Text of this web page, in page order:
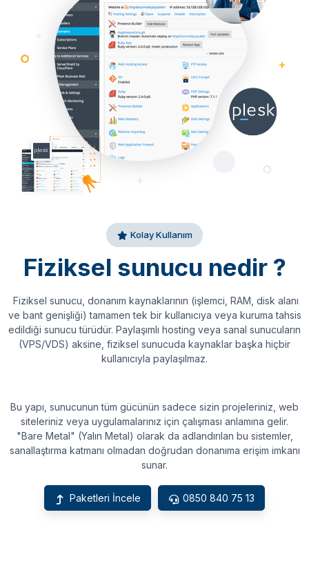
Kolay Kullanım
Fiziksel sunucu nedir ?
Fiziksel sunucu, donanım kaynaklarının (işlemci, RAM, disk alanı
ve bant genişliği) tamamen tek bir kullanıcıya veya kuruma tahsis
edildiği sunucu türüdür. Paylaşımlı hosting veya sanal sunucuların
(VPS/VDS) aksine, fiziksel sunucuda kaynaklar başka hiçbir
kullanıcıyla paylaşılmaz.
Bu yapı, sunucunun tüm gücünün sadece sizin projeleriniz, web
siteleriniz veya uygulamalarınız için çalışması anlamına gelir.
"Bare Metal" (Yalın Metal) olarak da adlandırılan bu sistemler,
sanallaştırma katmanı olmadan doğrudan donanıma erişim imkanı
sunar.
Paketleri İncele 0850 840 75 13